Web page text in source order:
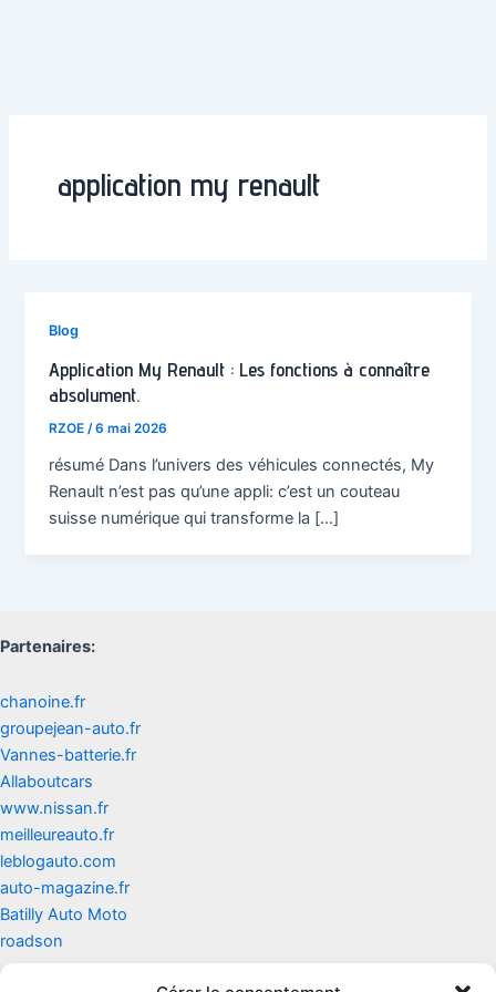
application my renault
Blog
Application My Renault : Les fonctions à connaître
absolument.
RZOE /6 mai 2026
résumé Dans l’univers des véhicules connectés, My
Renault n’est pas qu’une appli: c’est un couteau
suisse numérique qui transforme la […]
Partenaires:
chanoine.fr
groupejean-auto.fr
Vannes-batterie.fr
Allaboutcars
www.nissan.fr
meilleureauto.fr
leblogauto.com
auto-magazine.fr
Batilly Auto Moto
roadson